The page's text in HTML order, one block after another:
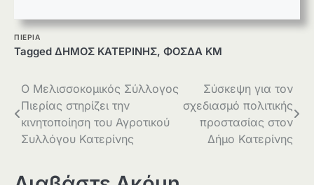
ΠΙΕΡΙΑ
Tagged ΔΗΜΟΣ ΚΑΤΕΡΙΝΗΣ, ΦΟΣΔΑ ΚΜ
Πλοήγηση
άρθρων
Ο Μελισσοκομικός Σύλλογος
Πιερίας στηρίζει την
κινητοποίηση του Αγροτικού
Συλλόγου Κατερίνης
Σύσκεψη για τον
σχεδιασμό πολιτικής
προστασίας στον
Δήμο Κατερίνης